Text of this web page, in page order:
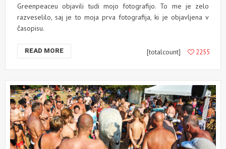
Greenpeaceu objavili tudi mojo fotografijo. To me je zelo
razveselilo, saj je to moja prva fotografija, ki je objavljena v
časopisu.
READ MORE [totalcount] 2255